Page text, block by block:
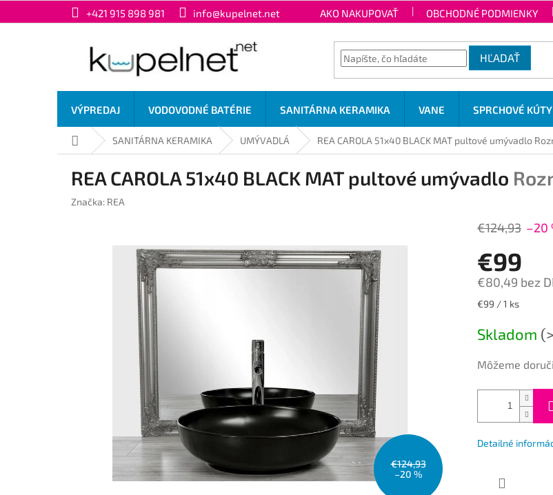
+421 915 898 981 info@kupelnet.net AKO NAKUPOVAŤ OBCHODNÉ PODMIENKY
HĽADAŤ
VÝPREDAJ VODOVODNÉ BATÉRIE SANITÁRNA KERAMIKA VANE SPRCHOVÉ KÚTY
DomovSANITÁRNA KERAMIKA UMÝVADLÁ REA CAROLA 51x40 BLACK MAT pultové umývadlo
REA CAROLA 51x40 BLACK MAT pultové umývadlo
Značka: REA
€124,93
–20 %
€124,93 –20
€99
€80,49 bez
Jednotková
€99 / 1 ks
Skladom
Môžeme
Detailné